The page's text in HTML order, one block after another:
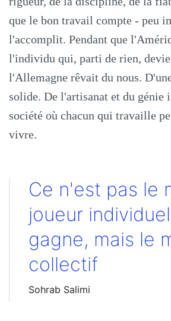
que le bon travail compte - peu
l'accomplit. Pendant que
l'individu qui, parti de rien,
l'Allemagne rêvait du nous.
solide. De l'artisanat et du génie
société où chacun qui travaille
vivre.
Ce n'est pas le
joueur
gagne, mais le
collectif
Sohrab Salimi